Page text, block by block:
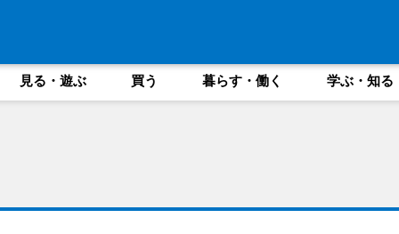
見る・遊ぶ 買う 暮らす・働く 学ぶ・知る